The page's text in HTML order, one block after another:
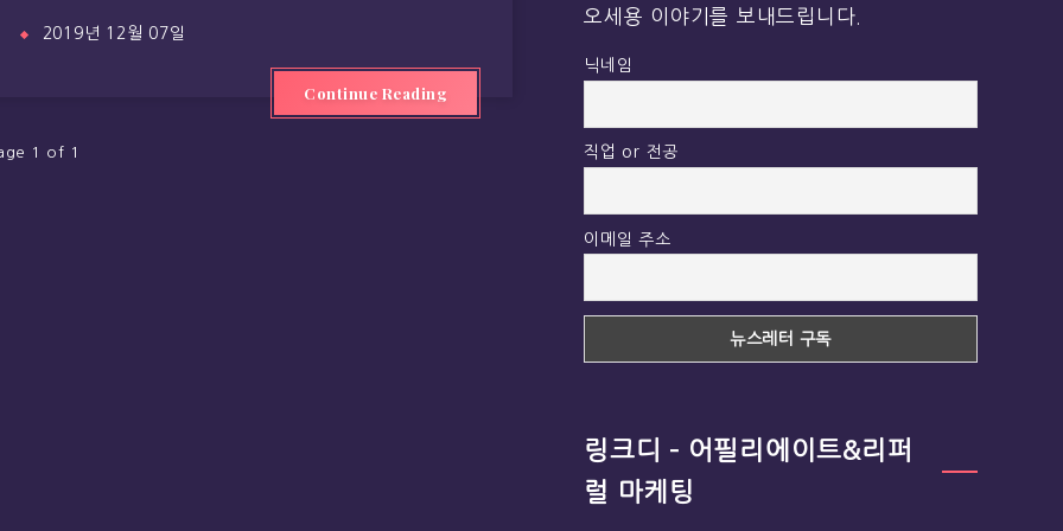
2019년 12월 07일
Continue Reading
1 of 1
오세용 이야기를 보내드립니다.
닉네임
직업 or 전공
이메일 주소
링크디 – 어필리에이트&리퍼
럴 마케팅